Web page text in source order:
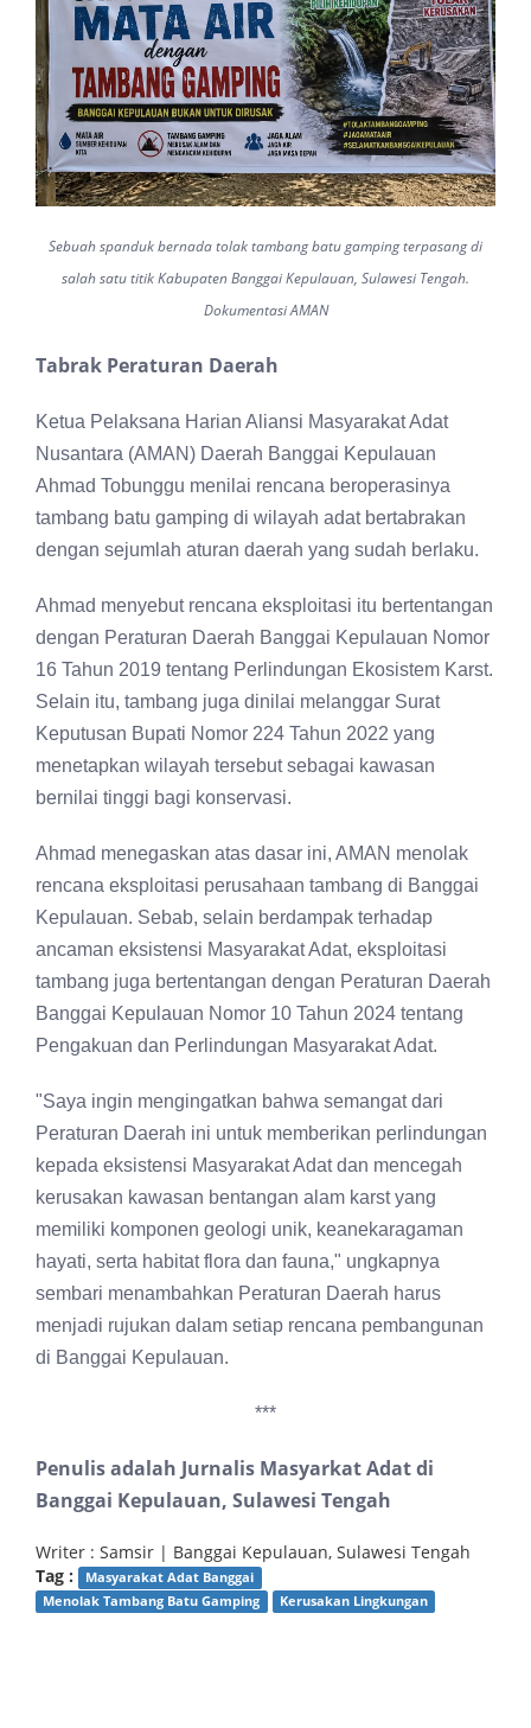
Sebuah spanduk bernada tolak tambang batu gamping terpasang di
salah satu titik Kabupaten Banggai Kepulauan, Sulawesi Tengah.
Dokumentasi AMAN
Tabrak Peraturan Daerah
Ketua Pelaksana Harian Aliansi Masyarakat Adat
Nusantara (AMAN) Daerah Banggai Kepulauan
Ahmad Tobunggu menilai rencana beroperasinya
tambang batu gamping di wilayah adat bertabrakan
dengan sejumlah aturan daerah yang sudah berlaku.
Ahmad menyebut rencana eksploitasi itu bertentangan
dengan Peraturan Daerah Banggai Kepulauan Nomor
16 Tahun 2019 tentang Perlindungan Ekosistem Karst.
Selain itu, tambang juga dinilai melanggar Surat
Keputusan Bupati Nomor 224 Tahun 2022 yang
menetapkan wilayah tersebut sebagai kawasan
bernilai tinggi bagi konservasi.
Ahmad menegaskan atas dasar ini, AMAN menolak
rencana eksploitasi perusahaan tambang di Banggai
Kepulauan. Sebab, selain berdampak terhadap
ancaman eksistensi Masyarakat Adat, eksploitasi
tambang juga bertentangan dengan Peraturan Daerah
Banggai Kepulauan Nomor 10 Tahun 2024 tentang
Pengakuan dan Perlindungan Masyarakat Adat.
"Saya ingin mengingatkan bahwa semangat dari
Peraturan Daerah ini untuk memberikan perlindungan
kepada eksistensi Masyarakat Adat dan mencegah
kerusakan kawasan bentangan alam karst yang
memiliki komponen geologi unik, keanekaragaman
hayati, serta habitat flora dan fauna," ungkapnya
sembari menambahkan Peraturan Daerah harus
menjadi rujukan dalam setiap rencana pembangunan
di Banggai Kepulauan.
***
Penulis adalah Jurnalis Masyarkat Adat di
Banggai Kepulauan, Sulawesi Tengah
Writer : Samsir | Banggai Kepulauan, Sulawesi Tengah
Tag :
Masyarakat Adat Banggai
Menolak Tambang Batu Gamping
Kerusakan Lingkungan